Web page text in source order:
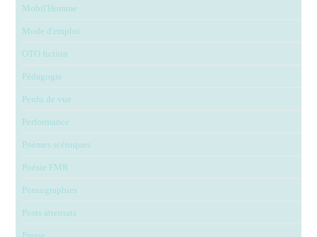
Mobil'Homme
Mode d'emploi
OTO fiction
Pédagogie
Perdu de vue
Performance
Poèmes scéniques
Poésie FMR
Pornographies
Posts attentats
Presse